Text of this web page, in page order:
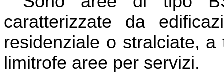
caratterizzate da
residenziale o stralciate,
limitrofe aree per servizi.